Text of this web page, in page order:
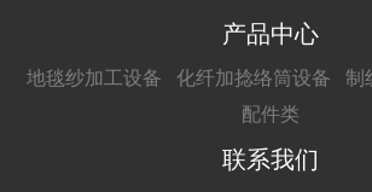
产品中心
地毯纱加工设备 化纤加捻络筒设备 制
配件类
联系我们